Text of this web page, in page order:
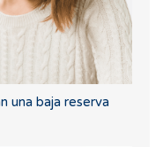
una baja reserva